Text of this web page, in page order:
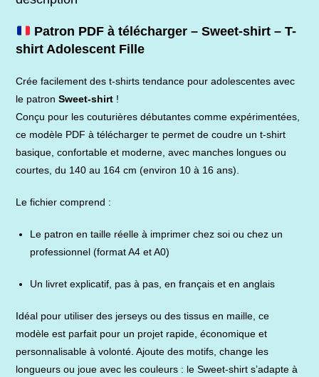
Patron PDF à télécharger – Sweet-shirt – T-
shirt Adolescent Fille
Crée facilement des t-shirts tendance pour adolescentes avec
le patronSweet-shirt !
Conçu pour les couturières débutantes comme expérimentées,
ce modèle PDF à télécharger te permet de coudre un t-shirt
basique, confortable et moderne, avec manches longues ou
courtes, du 140 au 164 cm (environ 10 à 16 ans).
Le fichier comprend :
Le patron en taille réelle à imprimer chez soi ou chez un
professionnel (format A4 et A0)
Un livret explicatif, pas à pas, en français et en anglais
Idéal pour utiliser des jerseys ou des tissus en maille, ce
modèle est parfait pour un projet rapide, économique et
personnalisable à volonté. Ajoute des motifs, change les
longueurs ou joue avec les couleurs : le Sweet-shirt s’adapte à